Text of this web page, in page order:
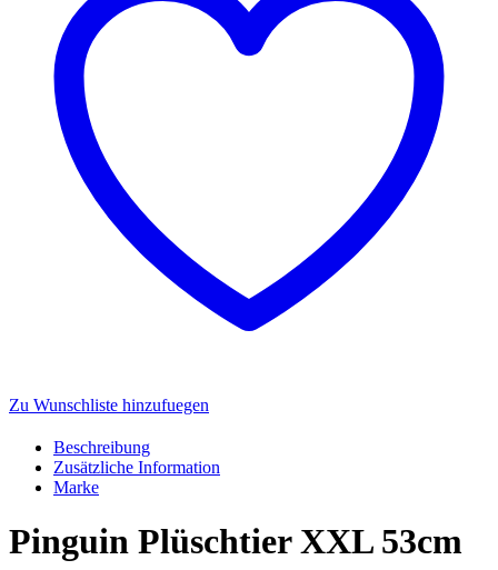
Zu Wunschliste hinzufuegen
Beschreibung
Zusätzliche Information
Marke
Pinguin Plüschtier XXL 53cm